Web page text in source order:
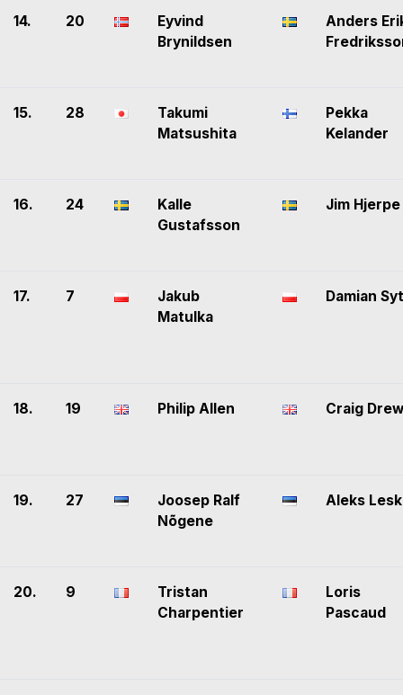
14. 20
Eyvind
Brynildsen
Anders
15. 28
Takumi
Matsushita
Pekka
Kelander
16. 24
Kalle
Gustafsson
Jim Hjerpe
17. 7
Jakub
Matulka
Damian
18. 19 Philip Allen Craig Drew
19. 27
Joosep Ralf
Nõgene
Aleks Lesk
20. 9
Tristan
Charpentier
Loris
Pascaud